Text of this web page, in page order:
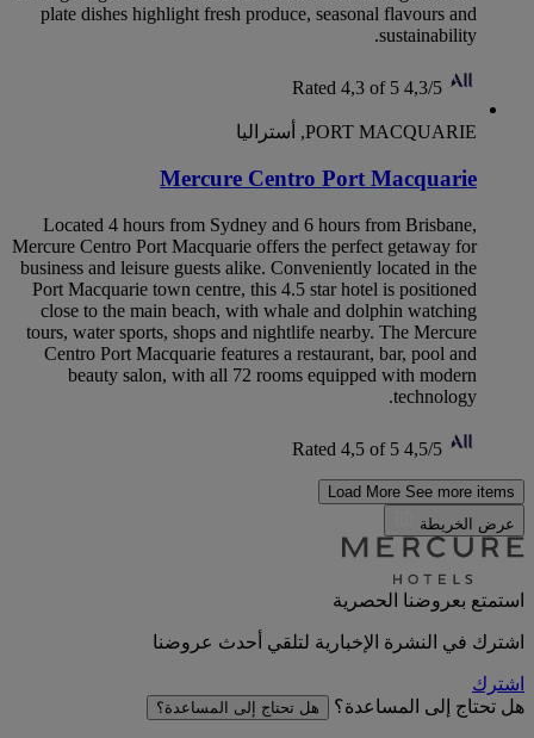
plate dishes highlight fresh produce, seasonal flavours and
sustainability.
4,3/5
Rated 4,3 of 5
PORT MACQUARIE, أستراليا
Mercure Centro Port Macquarie
Located 4 hours from Sydney and 6 hours from Brisbane,
Mercure Centro Port Macquarie offers the perfect getaway for
business and leisure guests alike. Conveniently located in the
Port Macquarie town centre, this 4.5 star hotel is positioned
close to the main beach, with whale and dolphin watching
tours, water sports, shops and nightlife nearby. The Mercure
Centro Port Macquarie features a restaurant, bar, pool and
beauty salon, with all 72 rooms equipped with modern
technology.
4,5/5
Rated 4,5 of 5
Load More See more items
عرض الخريطة
استمتع بعروضنا الحصرية
اشترك في النشرة الإخبارية لتلقي أحدث عروضنا
اشترك
هل تحتاج إلى المساعدة؟
هل تحتاج إلى المساعدة؟